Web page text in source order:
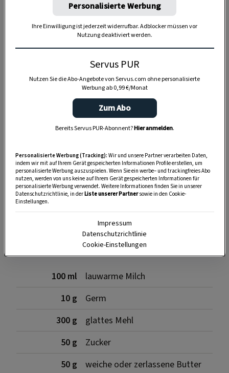
SPEICHERN DRUCKEN
Für den Germteig
100 ml
lauwarme Milch
10 g
Germ
300 g
glattes Mehl
50 g
Zucker
50 g
weiche oder zerlassene Butter
Personalisierte Werbung
Ihre Einwilligung ist jederzeit widerrufbar. Adblocker müssen vor
Nutzung deaktiviert werden.
Servus PUR
Nutzen Sie die Abo-Angebote von Servus.com ohne personalisierte
Werbung ab 0,99 €/Monat
Zum Abo
Bereits Servus PUR-Abonnent?Hier anmelden.
Personalisierte Werbung (Tracking): Wir und unsere Partner verarbeiten Daten,
indem wir mit auf Ihrem Gerät gespeicherten Informationen Profile erstellen, um
personalisierte Werbung auszuspielen. Wenn Sie ein werbe– und trackingfreies Abo
nutzen, werden von uns keine auf Ihrem Gerät gespeicherten Informationen für
personalisierte Werbung verwendet. Weitere Informationen finden Sie in unserer
Datenschutzrichtlinie, in derListe unserer Partnersowie in den Cookie-
Einstellungen.
Impressum
Datenschutzrichtlinie
Cookie-Einstellungen